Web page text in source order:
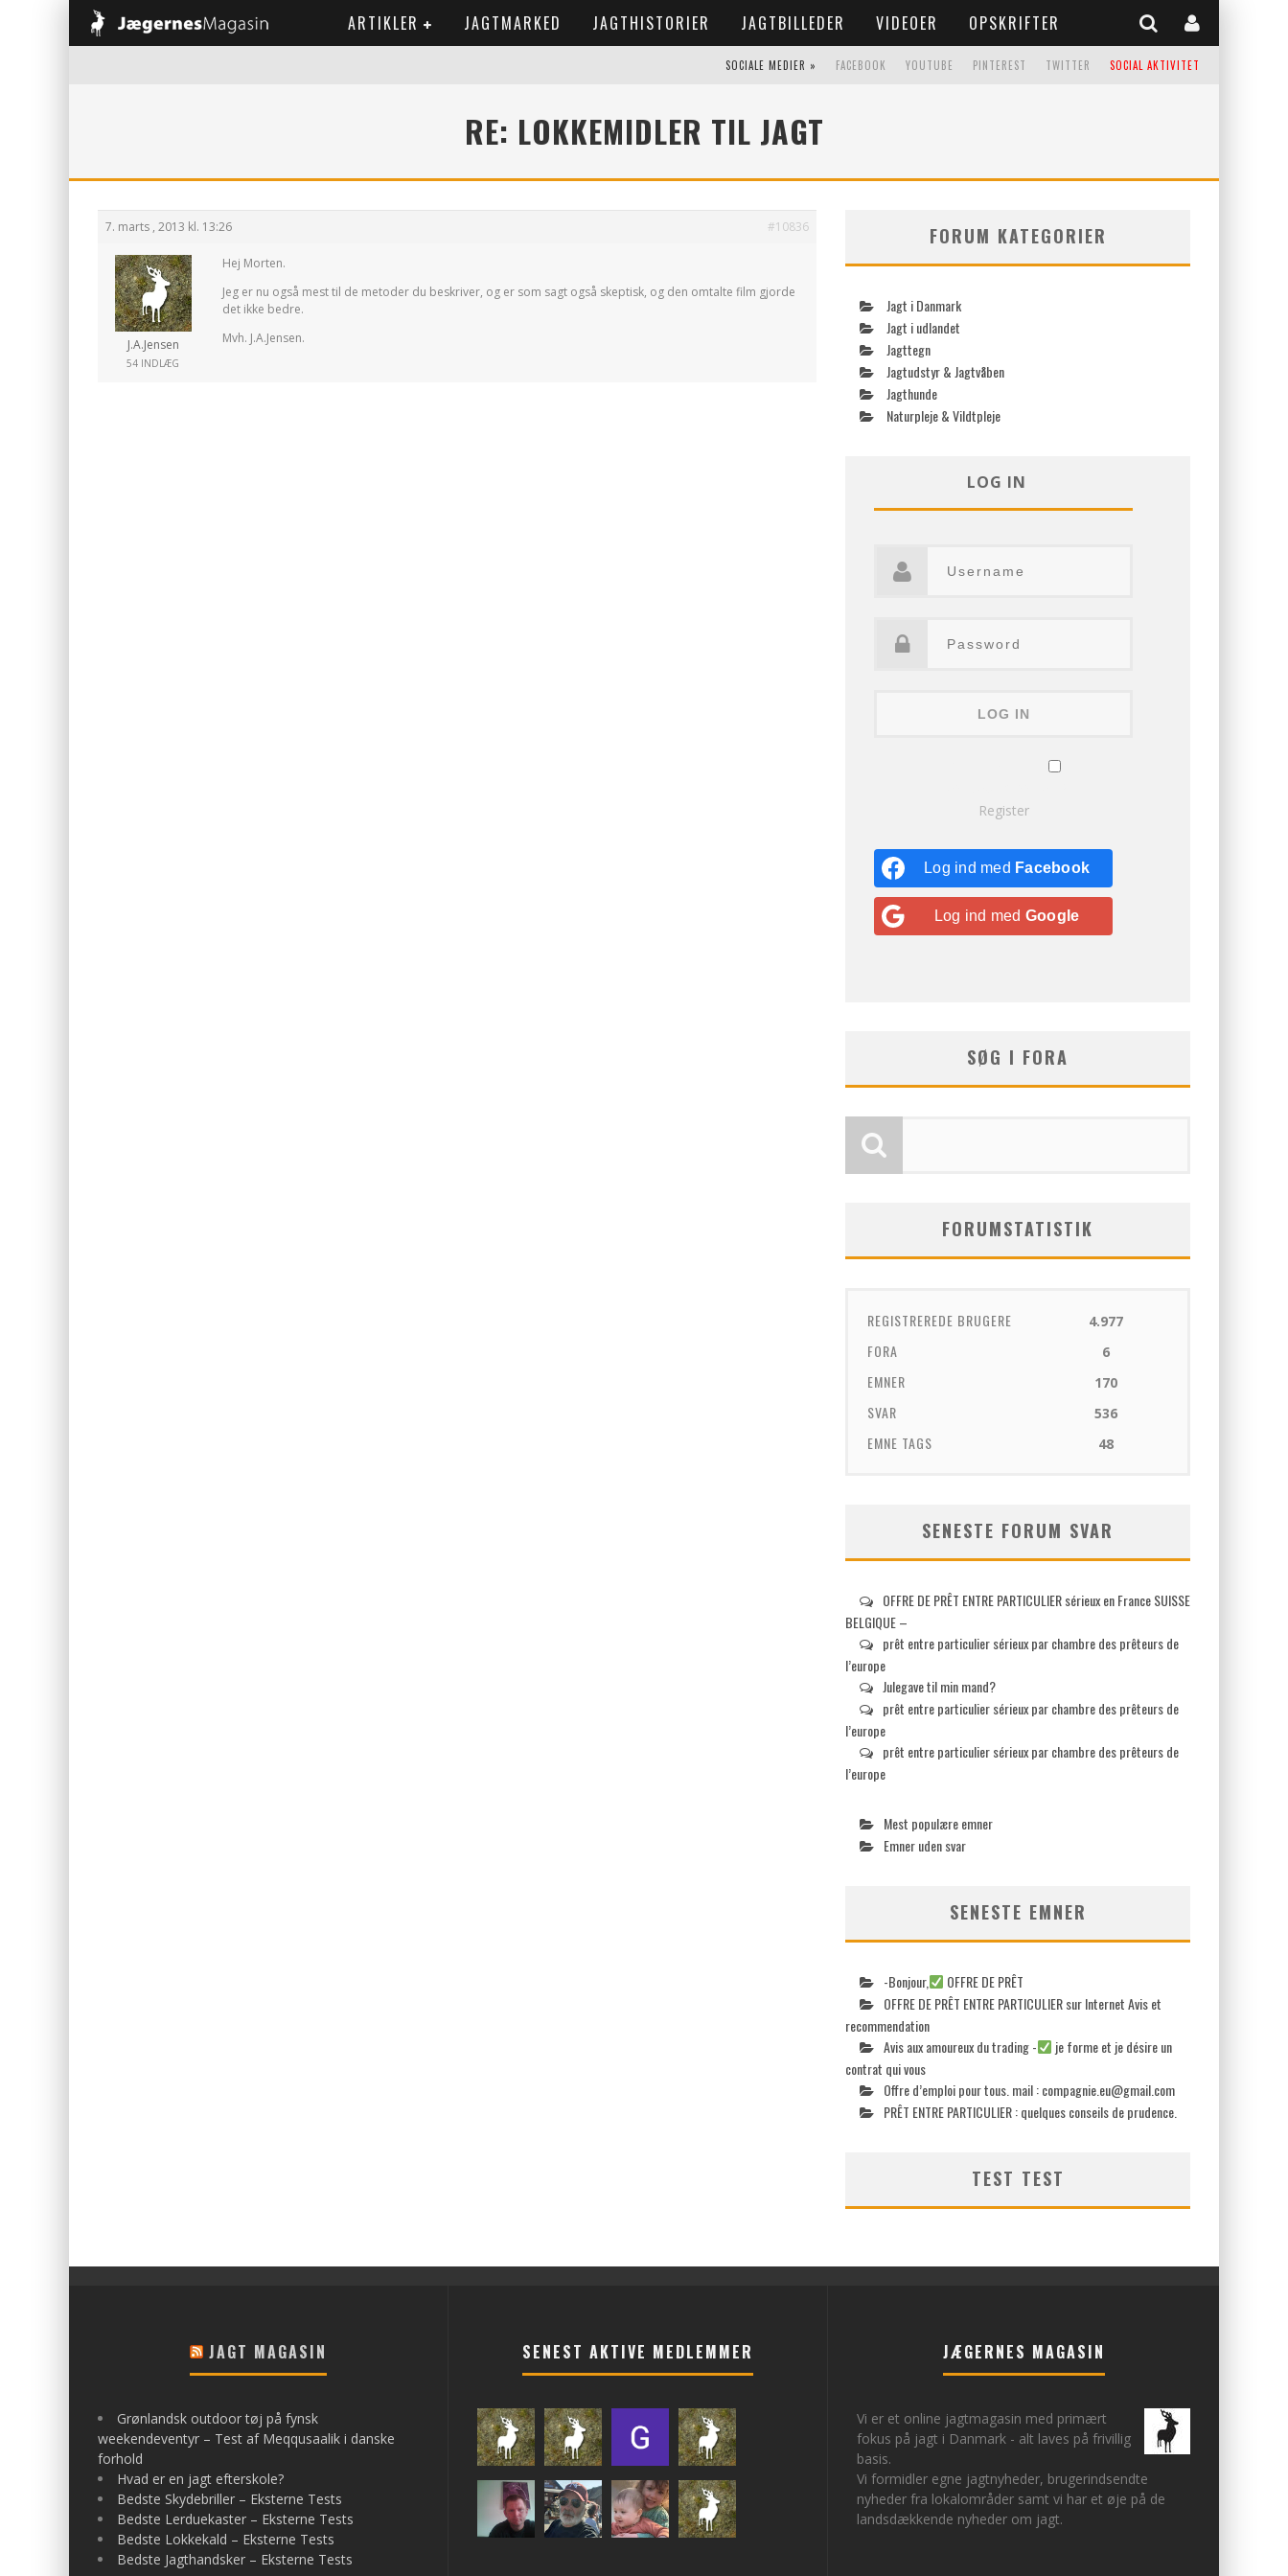
ARTIKLER JAGTMARKED JAGTHISTORIER JAGTBILLEDER VIDEOER OPSKRIFTER
SOCIAL AKTIVITET
TWITTER
PINTEREST
YOUTUBE
FACEBOOK
SOCIALE MEDIER »
RE: LOKKEMIDLER TIL JAGT
7. marts , 2013 kl. 13:26 #10836
J.A.Jensen
54 INDLÆG
Hej Morten.
Jeg er nu også mest til de metoder du beskriver, og er som sagt også skeptisk, og den omtalte film gjorde
det ikke bedre.
Mvh. J.A.Jensen.
FORUM KATEGORIER
Jagt i Danmark
Jagt i udlandet
Jagttegn
Jagtudstyr & Jagtvåben
Jagthunde
Naturpleje & Vildtpleje
LOG IN
Register
Log ind med Facebook
Log ind med Google
SØG I FORA
FORUMSTATISTIK
REGISTREREDE BRUGERE 4.977
FORA 6
EMNER 170
SVAR 536
EMNE TAGS 48
SENESTE FORUM SVAR
OFFRE DE PRÊT ENTRE PARTICULIER sérieux en France SUISSE
BELGIQUE –
prêt entre particulier sérieux par chambre des prêteurs de
l’europe
Julegave til min mand?
prêt entre particulier sérieux par chambre des prêteurs de
l’europe
prêt entre particulier sérieux par chambre des prêteurs de
l’europe
Mest populære emner
Emner uden svar
SENESTE EMNER
-Bonjour,
OFFRE DE PRÊT
OFFRE DE PRÊT ENTRE PARTICULIER sur Internet Avis et
recommendation
Avis aux amoureux du trading -
je forme et je désire un
contrat qui vous
Offre d’emploi pour tous. mail :compagnie.eu@gmail.com
PRÊT ENTRE PARTICULIER : quelques conseils de prudence.
TEST TEST
JAGT MAGASIN
Grønlandsk outdoor tøj på fynsk
weekendeventyr – Test af Meqqusaalik i danske
forhold
Hvad er en jagt efterskole?
Bedste Skydebriller – Eksterne Tests
Bedste Lerduekaster – Eksterne Tests
Bedste Lokkekald – Eksterne Tests
Bedste Jagthandsker – Eksterne Tests
SENEST AKTIVE MEDLEMMER JÆGERNES MAGASIN
Vi er et online jagtmagasin med primært
fokus på jagt i Danmark - alt laves på frivillig
basis.
Vi formidler egne jagtnyheder, brugerindsendte
nyheder fra lokalområder samt vi har et øje på de
landsdækkende nyheder om jagt.